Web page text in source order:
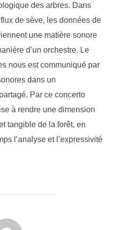
des arbres. Dans
de sève, les données de
une matière sonore
d’un orchestre. Le
nous est communiqué par
dans un
Par ce concerto
à rendre une dimension
tangible de la forêt, en
l’analyse et l’expressivité
PUBLICATION